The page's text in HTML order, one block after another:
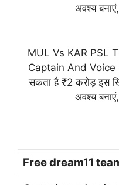
अवश्य
MUL Vs KAR PSL
Captain And Voice
सकता है ₹2 करोड़ इस
अवश्य
Free dream11